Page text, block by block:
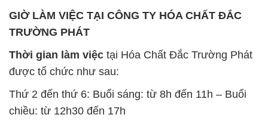
GIỜ LÀM VIỆC TẠI CÔNG TY HÓA CHẤT ĐẮC
TRƯỜNG PHÁT
Thời gian làm việc tại Hóa Chất Đắc Trường Phát
được tổ chức như sau:
Thứ 2 đến thứ 6: Buổi sáng: từ 8h đến 11h – Buổi
chiều: từ 12h30 đến 17h